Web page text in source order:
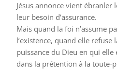
Jésus annonce vient ébranler
leur besoin d’assurance.
Mais quand la foi n’assume
l’existence, quand elle
puissance du Dieu en qui elle
dans la prétention à la toute-